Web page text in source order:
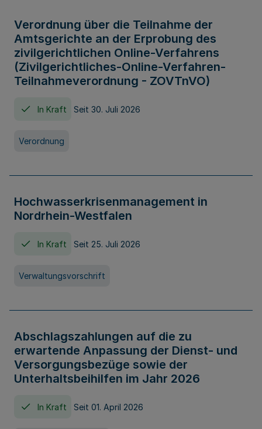
Verordnung über die Teilnahme der
Amtsgerichte an der Erprobung des
zivilgerichtlichen Online-Verfahrens
(Zivilgerichtliches-Online-Verfahren-
Teilnahmeverordnung - ZOVTnVO)
In Kraft Seit 30. Juli 2026
Verordnung
Hochwasserkrisenmanagement in
Nordrhein-Westfalen
In Kraft Seit 25. Juli 2026
Verwaltungsvorschrift
Abschlagszahlungen auf die zu
erwartende Anpassung der Dienst- und
Versorgungsbezüge sowie der
Unterhaltsbeihilfen im Jahr 2026
In Kraft Seit 01. April 2026